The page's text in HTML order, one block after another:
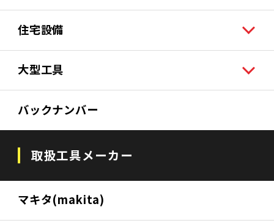
住宅設備
大型工具
バックナンバー
取扱工具メーカー
マキタ(makita)